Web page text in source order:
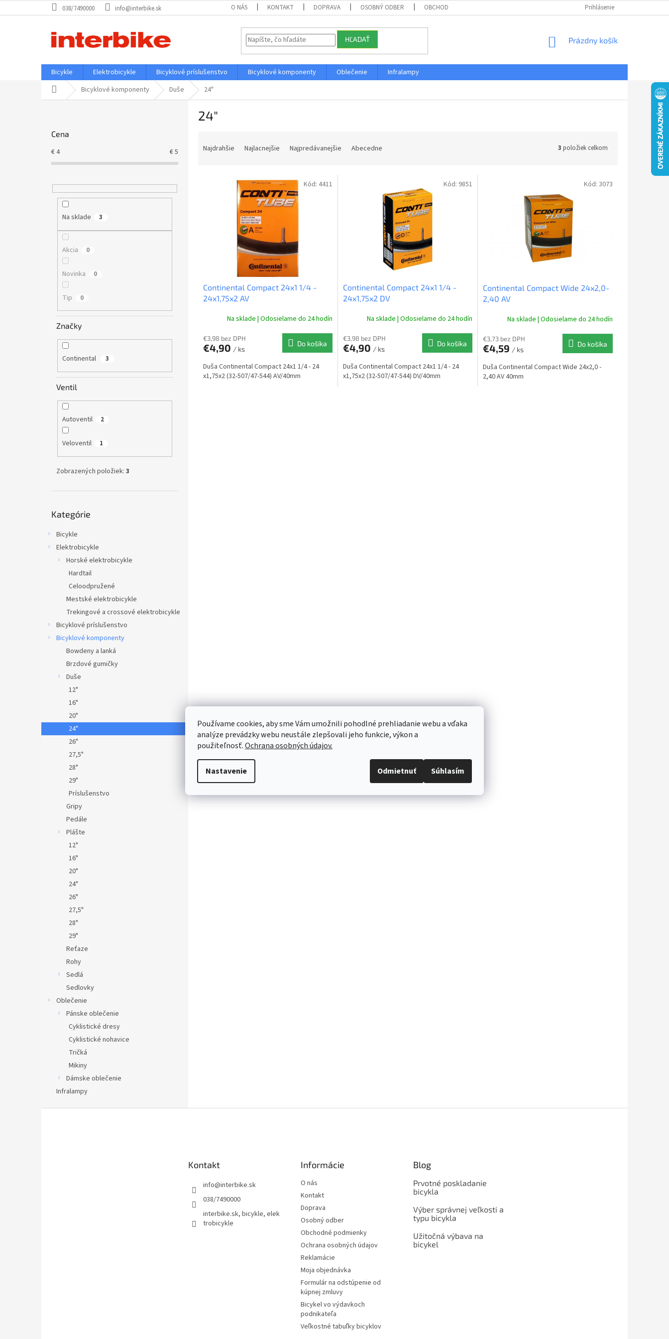
Používame cookies, aby sme Vám umožnili pohodlné prehliadanie webu a vďaka
analýze prevádzky webu neustále zlepšovali jeho funkcie, výkon a
použiteľnosť.Ochrana osobných údajov.
Nastavenie Odmietnuť Súhlasím
na
038/7490000 info@interbike.sk O NÁS KONTAKT DOPRAVA OSOBNÝ ODBER OBCHODNÉ PODMIENKY OCHRANA OSOBNÝCH ÚDAJOV REKLAMÁCIE
Prihlásenie
HĽADAŤ
NÁKUPNÝ
Prázdny košík
Bicykle Elektrobicykle Bicyklové príslušenstvo Bicyklové komponenty Oblečenie
Infralampy
DomovBicyklové komponenty Duše 24"
Cena
€4 €5
Na sklade 3
Akcia 0
Novinka 0
Tip 0
Značky
Continental 3
Ventil
Autoventil 2
Veloventil 1
Zobrazených položiek: 3
kategórie
Kategórie
Bicykle
Elektrobicykle
Horské elektrobicykle
Hardtail
Celoodpružené
Mestské elektrobicykle
Trekingové a crossové elektrobicykle
Bicyklové príslušenstvo
Bicyklové komponenty
Bowdeny a lanká
Brzdové gumičky
Duše
12"
16"
20"
24"
26"
27,5"
28"
29"
Príslušenstvo
Gripy
Pedále
Plášte
12"
16"
20"
24"
26"
27,5"
28"
29"
Reťaze
Rohy
Sedlá
Sedlovky
Oblečenie
Pánske oblečenie
Cyklistické dresy
Cyklistické nohavice
Tričká
Mikiny
Dámske oblečenie
Infralampy
24"
Najdrahšie Najlacnejšie Najpredávanejšie Abecedne 3 položiek celkom
Continental Compact 24x1 1/4 -
24x1,75x2 AV
Na sklade | Odosielame do 24 hodín
€3,98 bez DPH
€4,90 / ks
Do košíka
Duša Continental Compact 24x1 1/4 - 24
x1,75x2 (32-507/47-544) AV/40mm
Kód: 4411
Continental Compact 24x1 1/4 -
24x1,75x2 DV
Na sklade | Odosielame do 24 hodín
€3,98 bez DPH
€4,90 / ks
Do košíka
Duša Continental Compact 24x1 1/4 - 24
x1,75x2 (32-507/47-544) DV/40mm
Kód: 9851
Continental Compact Wide 24x2,0-
2,40 AV
Na sklade | Odosielame do 24 hodín
€3,73 bez DPH
€4,59 / ks
Do košíka
Duša Continental Compact Wide 24x2,0 -
2,40 AV 40mm
Kód: 3073
Kontakt
info@interbike.sk
038/7490000
interbike.sk, bicykle, elek
trobicykle
Informácie
O nás
Kontakt
Doprava
Osobný odber
Obchodné podmienky
Ochrana osobných údajov
Reklamácie
Moja objednávka
Formulár na odstúpenie od
kúpnej zmluvy
Bicykel vo výdavkoch
podnikateľa
Veľkostné tabuľky bicyklov
Blog
Prvotné poskladanie
bicykla
Výber správnej veľkosti a
typu bicykla
Užitočná výbava na
bicykel